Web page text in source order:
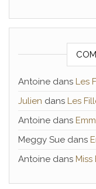
Antoine dans Les
Julien dans Les
Antoine dans
Meggy Sue dans
Antoine dans Miss